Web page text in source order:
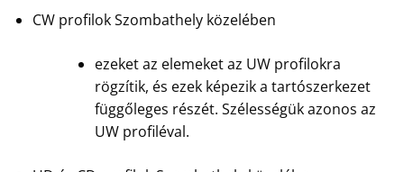
CW profilok Szombathely közelében
ezeket az elemeket az UW profilokra
rögzítik, és ezek képezik a tartószerkezet
függőleges részét. Szélességük azonos az
UW profiléval.